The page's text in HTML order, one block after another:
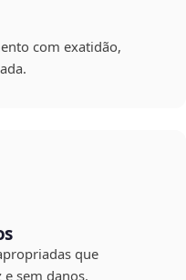
com exatidão,
que
sem danos.